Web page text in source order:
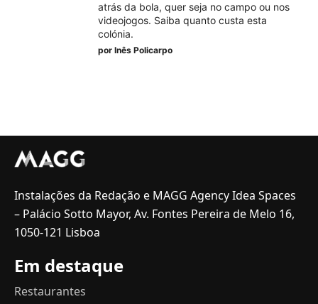
atrás da bola, quer seja no campo ou nos
videojogos. Saiba quanto custa esta
colónia.
por Inês Policarpo
Instalações da Redação e MAGG Agency Idea Spaces
– Palácio Sotto Mayor, Av. Fontes Pereira de Melo 16,
1050-121 Lisboa
Em destaque
Restaurantes